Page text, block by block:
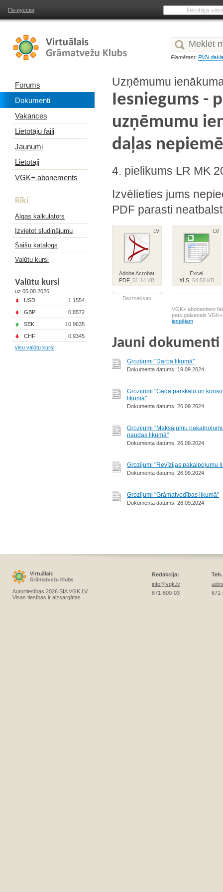
По-русски
Piemēram: PVN
Forums
Dokumenti
Vakances
Lietotāju faili
Jaunumi
Lietotāji
VGK+ abonements
Rīki
Algas kalkulators
Izvietot sludinājumu
Saišu katalogs
Valūtu kursi
Valūtu kursi
uz 05.08.2026
USD
1.1554
GBP
0.8572
SEK
10.9635
CHF
0.9345
visu valūtu kursi
Uzņēmumu
Iesniegums -
uzņēmumu
daļas
4. pielikums LR MK
Izvēlieties jums
PDF parasti
LV
Adobe Acrobat
PDF,51.14 KB
Bezmaksas
LV
Excel
XLS, 64.50 KB
VGK+ abonentiem
pats galvenais
iespējam
Jauni dokumenti
Grozījumi "Darba likumā"
Dokumenta datums: 19.09.2024
Grozījumi "Gada pārskatu un
likumā"
Dokumenta datums: 26.09.2024
Grozījumi "Maksājumu
naudas likumā"
Dokumenta datums: 26.09.2024
Grozījumi "Revīzijas pakalpojumu
Dokumenta datums: 26.09.2024
Grozījumi "Grāmatvedības likumā"
Dokumenta datums: 26.09.2024
Autortiesības 2026 SIA VGK.LV
Visas tiesības ir aizsargātas
Redakcija:
info@vgk.lv
671-600-03